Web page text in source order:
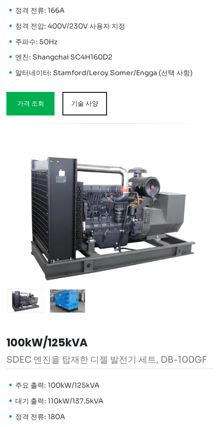
정격 전류: 166A
정격 전압: 400V/230V 사용자 지정
주파수: 50Hz
엔진: Shangchai SC4H160D2
알터네이터: Stamford/Leroy Somer/Engga (선택 사항)
가격 조회 기술 사양
100kW/125kVA
SDEC 엔진을 탑재한 디젤 발전기 세트, DB-100GF
주요 출력: 100kW/125kVA
대기 출력: 110kW/137.5kVA
정격 전류: 180A